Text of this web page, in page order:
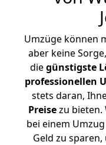
Umzüge können
aber keine
diegünstigste
professionellen
stets daran,
Preisezu bieten.
bei einem
Geld zu